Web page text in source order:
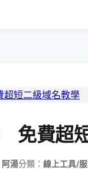
免費超
阿湯分類： 線上工具/